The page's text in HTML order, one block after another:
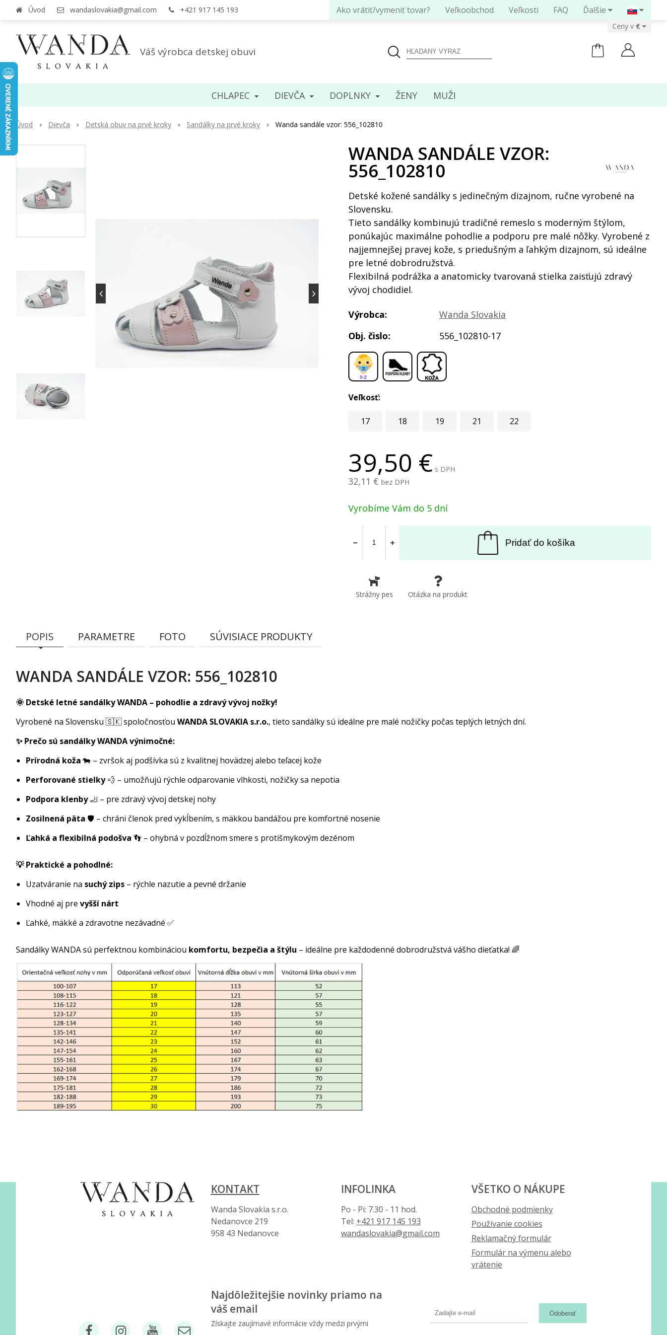
Váš výrobca detskej obuvi
Úvod wandaslovakia@gmail.com +421 917 145 193 Ako vrátiť/vymeniť tovar? Veľkoobchod Veľkosti FAQ Ďalšie
Ceny v
CHLAPEC DIEVČA DOPLNKY ENY MUŽI
Úvod Dievča Detská obuv na prvé kroky Sandálky na prvé kroky Wanda sandále vzor: 556_102810
39,50 s DPH
32,11 bez DPH
Vyrobíme Vám do 5 dní
Pridať do košíka
Strážny pes Otázka na produkt
WANDA SANDÁLE VZOR:
556_102810
Detské kožené sandálky s jedinečným dizajnom, ručne vyrobené na
Slovensku.
Tieto sandálky kombinujú tradičné remeslo s moderným štýlom,
ponúkajúc maximálne pohodlie a podporu pre malé nôžky. Vyrobené z
najjemnejšej pravej kože, s priedušným a ľahkým dizajnom, sú ideálne
pre letné dobrodružstvá.
Flexibilná podrážka a anatomicky tvarovaná stielka zaisťujú zdravý
vývoj chodidiel.
Výrobca:
Wanda Slovakia
Obj. čislo:
556_102810-17
Veľkosť:
17 18 19 21 22
POPIS PARAMETRE FOTO SÚVISIACE PRODUKTY
WANDA SANDÁLE VZOR: 556_102810
🌞 Detské letné sandálky WANDA – pohodlie a zdravý vývoj nožky!
Vyrobené na Slovensku 🇸🇰 spoločnosťou WANDA SLOVAKIA s.r.o., tieto sandálky sú ideálne pre malé nožičky počas teplých letných dní.
✨ Prečo sú sandálky WANDA výnimočné:
Prírodná koža 🐄 – zvršok aj podšívka sú z kvalitnej hovädzej alebo teľacej kože
Perforované stielky💨 – umožňujú rýchle odparovanie vlhkosti, nožičky sa nepotia
Podpora klenby🦶 – pre zdravý vývoj detskej nohy
Zosilnená päta 🛡️ – chráni členok pred vykĺbením, s mäkkou bandážou pre komfortné nosenie
Ľahká a flexibilná podošva 👣 – ohybná v pozdĺžnom smere s protišmykovým dezénom
💡 Praktické a pohodlné:
Uzatváranie na suchý zips – rýchle nazutie a pevné držanie
Vhodné aj pre vyšší nárt
Ľahké, mäkké a zdravotne nezávadné ✅
Sandálky WANDA sú perfektnou kombináciou komfortu, bezpečia a štýlu – ideálne pre každodenné dobrodružstvá vášho dieťatka! 🌈
KONTAKT
Wanda Slovakia s.r.o.
Nedanovce 219
958 43 Nedanovce
INFOLINKA
Po - Pi: 7.30 - 11 hod.
Tel: +421 917 145 193
wandaslovakia@gmail.com
VŠETKO O NÁKUPE
Obchodné podmienky
Používanie cookies
Reklamačný formulár
Formulár na výmenu alebo
vrátenie
Najdôležitejšie novinky priamo na
váš email
Získajte zaujímavé informácie vždy medzi prvými
Odoberať